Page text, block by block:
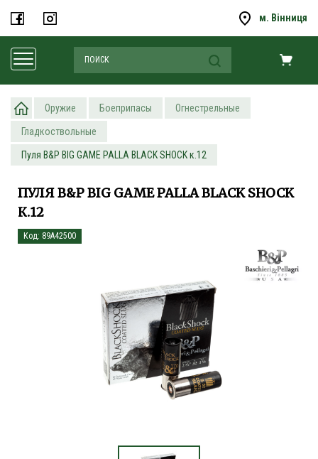
м. Вінниця
Оружие Боеприпасы Огнестрельные
Гладкоствольные
Пуля B&P BIG GAME PALLA BLACK SHOCK к.12
ПУЛЯ B&P BIG GAME PALLA BLACK SHOCK
К.12
Код: 89A42500